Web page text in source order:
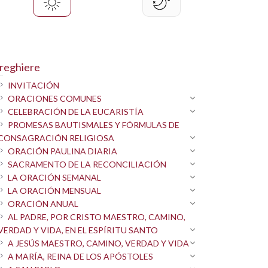
INVITACIÓN
ORACIONES COMUNES
CELEBRACIÓN DE LA EUCARISTÍA
PROMESAS BAUTISMALES Y FÓRMULAS DE
RELIGIOSA
ORACIÓN PAULINA DIARIA
SACRAMENTO DE LA RECONCILIACIÓN
LA ORACIÓN SEMANAL
LA ORACIÓN MENSUAL
ORACIÓN ANUAL
AL PADRE, POR CRISTO MAESTRO, CAMINO,
Y VIDA, EN EL ESPÍRITU SANTO
A JESÚS MAESTRO, CAMINO, VERDAD Y VIDA
A MARÍA, REINA DE LOS APÓSTOLES